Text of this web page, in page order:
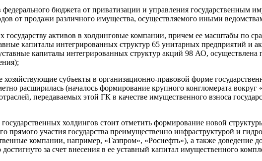
бюджета от приватизации и управления государственным
от продажи различного имущества, осуществляемого иными
активов в холдинговые компании, причем ее масштабы по
капиталы интегрированных структур 65 унитарных предприятий и
капиталы интегрированных структур акций 98 АО,
хозяйствующие субъекты в организационно-правовой форме
расширилась (началось формирование крупного конгломерата
передаваемых этой ГК в качестве имущественного взноса
холдингов стоит отметить формирование новой
прямого участия государства преимущественно инфраструктурой и
компании, например, «Газпром», «Роснефть»), а также доведение
за счет внесения в ее уставный капитал имущественного